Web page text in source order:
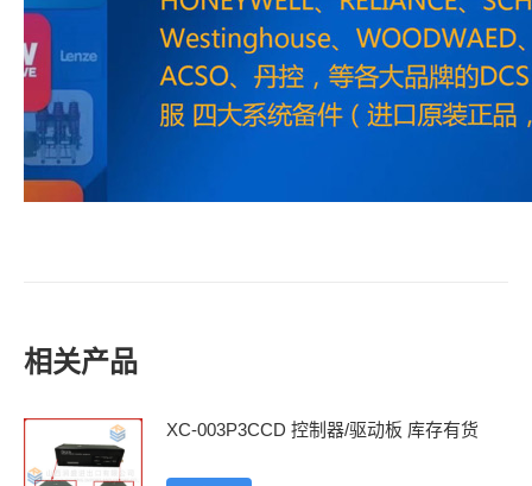
相关产品
XC-003P3CCD 控制器/驱动板 库存有货